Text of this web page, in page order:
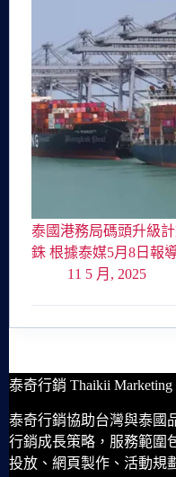
泰國港務局碼頭升級
銖 根據泰媒5月8日報
11 5 月, 2025
泰奇行銷 Thaikii Marketing
泰奇行銷協助台灣與泰國
行銷成長策略，服務範圍
投放、網頁製作、活動規